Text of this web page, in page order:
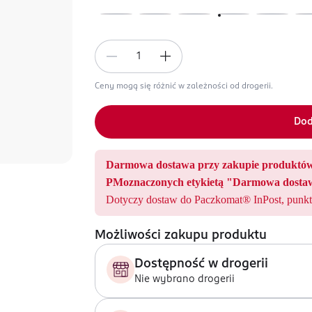
Ceny mogą się różnić w zależności od drogerii.
Darmowa dostawa przy zakupie
PMoznaczonych etykietą "Darmowa
Dotyczy dostaw do Paczkomat® InPost,
Możliwości zakupu produktu
Dostępność w drogerii
Nie wybrano drogerii